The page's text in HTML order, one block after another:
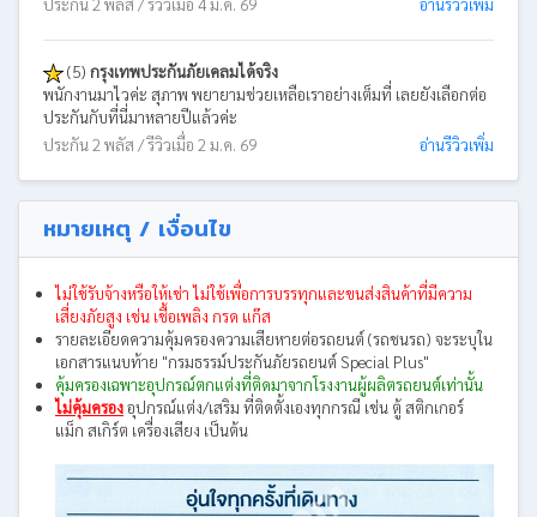
(5) กรุงเทพประกันภัยเคลมได้จริง
พนักงานมาไวค่ะ สุภาพ พยายามช่วยเหลือเราอย่างเต็มที่ เลยยังเลือกต่อ
ประกันกับที่นี่มาหลายปีแล้วค่ะ
ประกัน 2 พลัส / รีวิวเมื่อ 2 ม.ค. 69
อ่านรีวิวเพิ่ม
หมายเหตุ / เงื่อนไข
ไม่ใช้รับจ้างหรือให้เช่า ไม่ใช้เพื่อการบรรทุกและขนส่งสินค้าที่มีความ
เสี่ยงภัยสูง เช่น เชื้อเพลิง กรด แก๊ส
รายละเอียดความคุ้มครองความเสียหายต่อรถยนต์ (รถชนรถ) จะระบุใน
เอกสารแนบท้าย "กรมธรรม์ประกันภัยรถยนต์ Special Plus"
คุ้มครองเฉพาะอุปกรณ์ตกแต่งที่ติดมาจากโรงงานผู้ผลิตรถยนต์เท่านั้น
ไม่คุ้มครองอุปกรณ์แต่ง/เสริม ที่ติดตั้งเองทุกกรณี เช่น ตู้ สติกเกอร์
แม็ก สเกิร์ต เครื่องเสียง เป็นต้น